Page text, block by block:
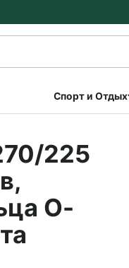
Спорт и Отдых
225
О-